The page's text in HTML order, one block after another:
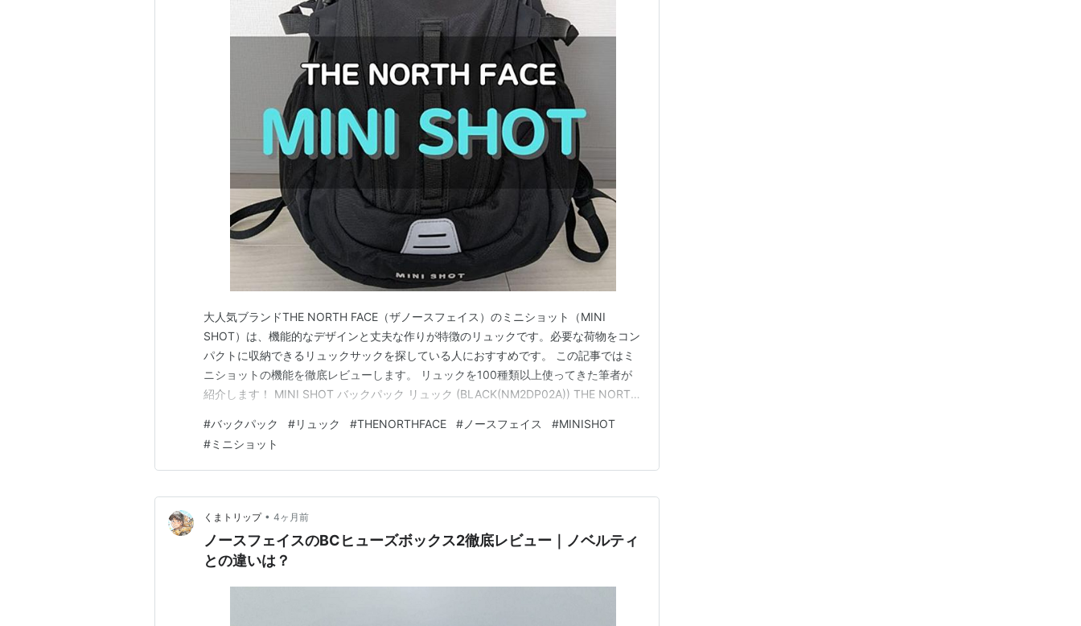
大人気ブランドTHE NORTH FACE（ザノースフェイス）のミニショット（MINI
SHOT）は、機能的なデザインと丈夫な作りが特徴のリュックです。必要な荷物をコン
パクトに収納できるリュックサックを探している人におすすめです。 この記事ではミ
ニショットの機能を徹底レビューします。 リュックを100種類以上使ってきた筆者が
紹介します！ MINI SHOT バックパック リュック (BLACK(NM2DP02A)) THE NORTH
イン・ロゴ 機能的な工夫が感じられる裏面 左右それぞれ…
#バックパック #リュック #THENORTHFACE #ノースフェイス #MINISHOT
#ミニショット
くまトリップ • 4ヶ月前
ノースフェイスのBCヒューズボックス2徹底レビュー｜ノベルティ
との違いは？